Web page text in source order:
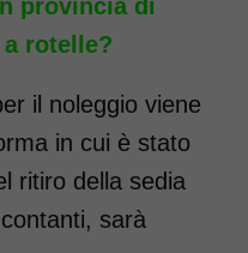
seduta
Il noleggio
a partire
provincia di
rotelle?
il noleggio viene
in cui è stato
ritiro della sedia
sarà